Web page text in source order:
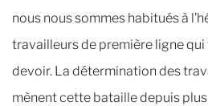
nous nous sommes habitués à
travailleurs de première ligne
devoir. La détermination des
mènent cette bataille depuis